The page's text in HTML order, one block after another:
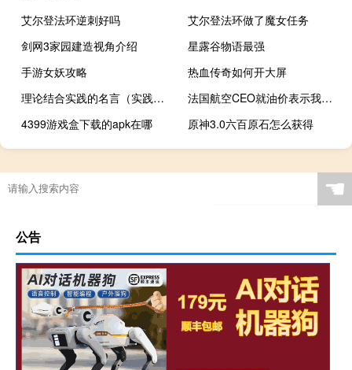
艾尔登法环逆刺好吗
艾尔登法环做了魔女任务
剑网3家园建造视角介绍
星露谷物语最强
手游女妖攻略
热血传奇如何开大屏
理论结合实践的名言（实践的名言）
法国航空CEO就油价表示我们必须观察未来六个月的形势尤其是以色列的情况
4399游戏盒下载的apk在哪
原神3.0六百原石怎么获得
☚
公告